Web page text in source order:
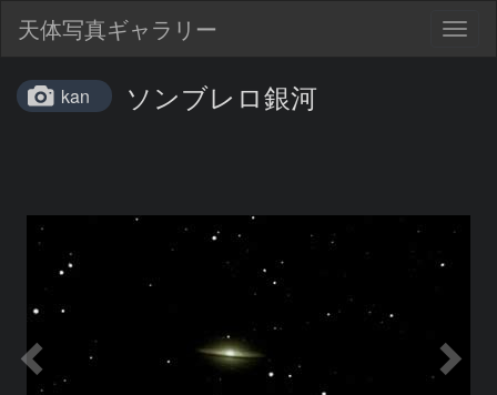
天体写真ギャラリー
kan ソンブレロ銀河